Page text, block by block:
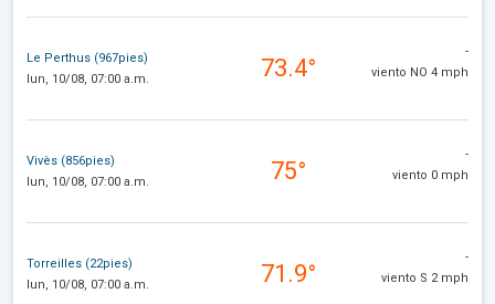
Le Perthus (967pies)
lun, 10/08, 07:00 a.m.
73.4°
-
viento NO 4 mph
Vivès (856pies)
lun, 10/08, 07:00 a.m.
75°
-
viento 0 mph
Torreilles (22pies)
lun, 10/08, 07:00 a.m.
71.9°
-
viento S 2 mph